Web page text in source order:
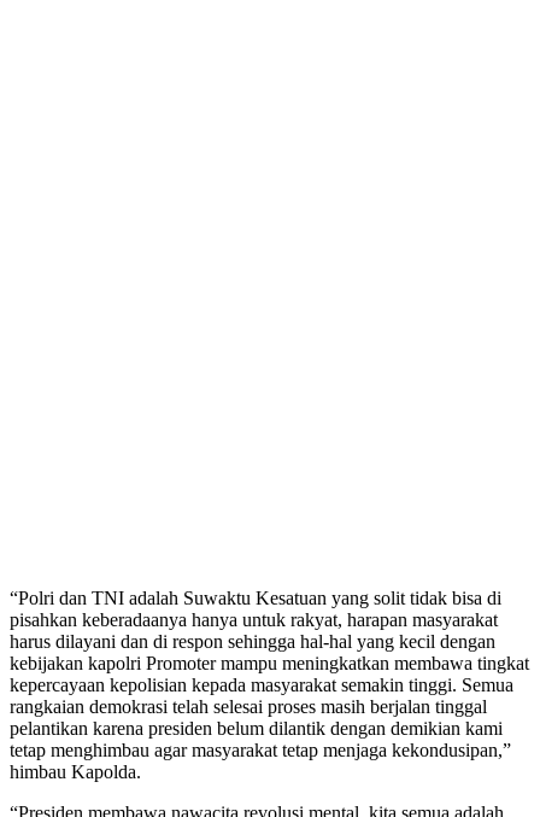
“Polri dan TNI adalah Suwaktu Kesatuan yang solit tidak bisa di
pisahkan keberadaanya hanya untuk rakyat, harapan masyarakat
harus dilayani dan di respon sehingga hal-hal yang kecil dengan
kebijakan kapolri Promoter mampu meningkatkan membawa tingkat
kepercayaan kepolisian kepada masyarakat semakin tinggi. Semua
rangkaian demokrasi telah selesai proses masih berjalan tinggal
pelantikan karena presiden belum dilantik dengan demikian kami
tetap menghimbau agar masyarakat tetap menjaga kekondusipan,”
himbau Kapolda.
“Presiden membawa nawacita revolusi mental, kita semua adalah